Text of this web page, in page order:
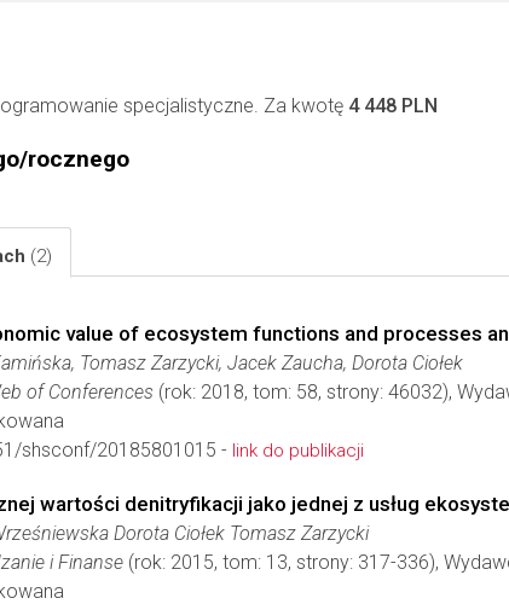
specjalistyczne. Za kwotę 4 448 PLN
rocznego
(2)
value of ecosystem functions and processes
Tomasz Zarzycki, Jacek Zaucha, Dorota Ciołek
of Conferences (rok: 2018, tom: 58, strony: 46032),
shsconf/20185801015 - link do publikacji
wartości denitryfikacji jako jednej z usług
Dorota Ciołek Tomasz Zarzycki
i Finanse (rok: 2015, tom: 13, strony: 317-336),